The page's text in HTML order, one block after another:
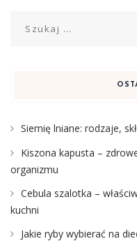
Siemię lniane: rodzaje,
Kiszona kapusta –
organizmu
Cebula szalotka –
kuchni
Jakie ryby wybierać na